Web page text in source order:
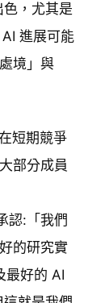
色，尤其是
進展可能
境」與
短期競爭
部分成員
認:「我們
的研究實
最好的 AI